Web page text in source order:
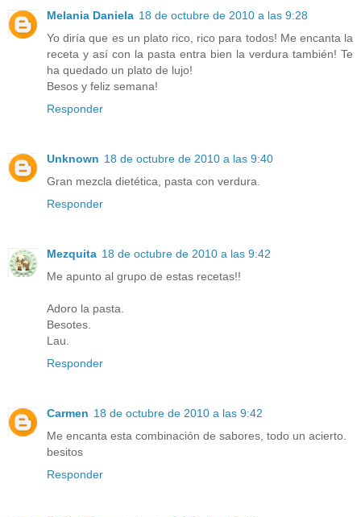
Melania Daniela 18 de octubre de 2010 a las 9:28
Yo diría que es un plato rico, rico para todos! Me encanta la
receta y así con la pasta entra bien la verdura también! Te
ha quedado un plato de lujo!
Besos y feliz semana!
Responder
Unknown 18 de octubre de 2010 a las 9:40
Gran mezcla dietética, pasta con verdura.
Responder
Mezquita 18 de octubre de 2010 a las 9:42
Me apunto al grupo de estas recetas!!
Adoro la pasta.
Besotes.
Lau.
Responder
Carmen 18 de octubre de 2010 a las 9:42
Me encanta esta combinación de sabores, todo un acierto.
besitos
Responder